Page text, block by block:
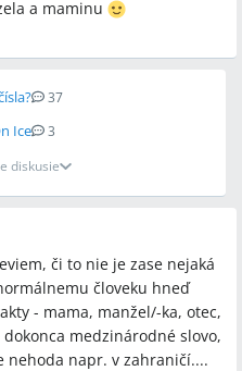
Červený kríž, Markíza,
Plus 7 dní (Pluska), polícia,
metódy
ICE2 pseudonymy, kartička
identifikačná známka,
kurzy prvej pomoci, umelé
dýchacích ciest), PIN
obyvateľov (CEO)
a maminu
37
Ice
3
diskusie
či to nie je zase nejaká
človeku hneď
- mama, manžel/-ka, otec,
medzinárodné slovo,
nehoda napr. v zahraničí....